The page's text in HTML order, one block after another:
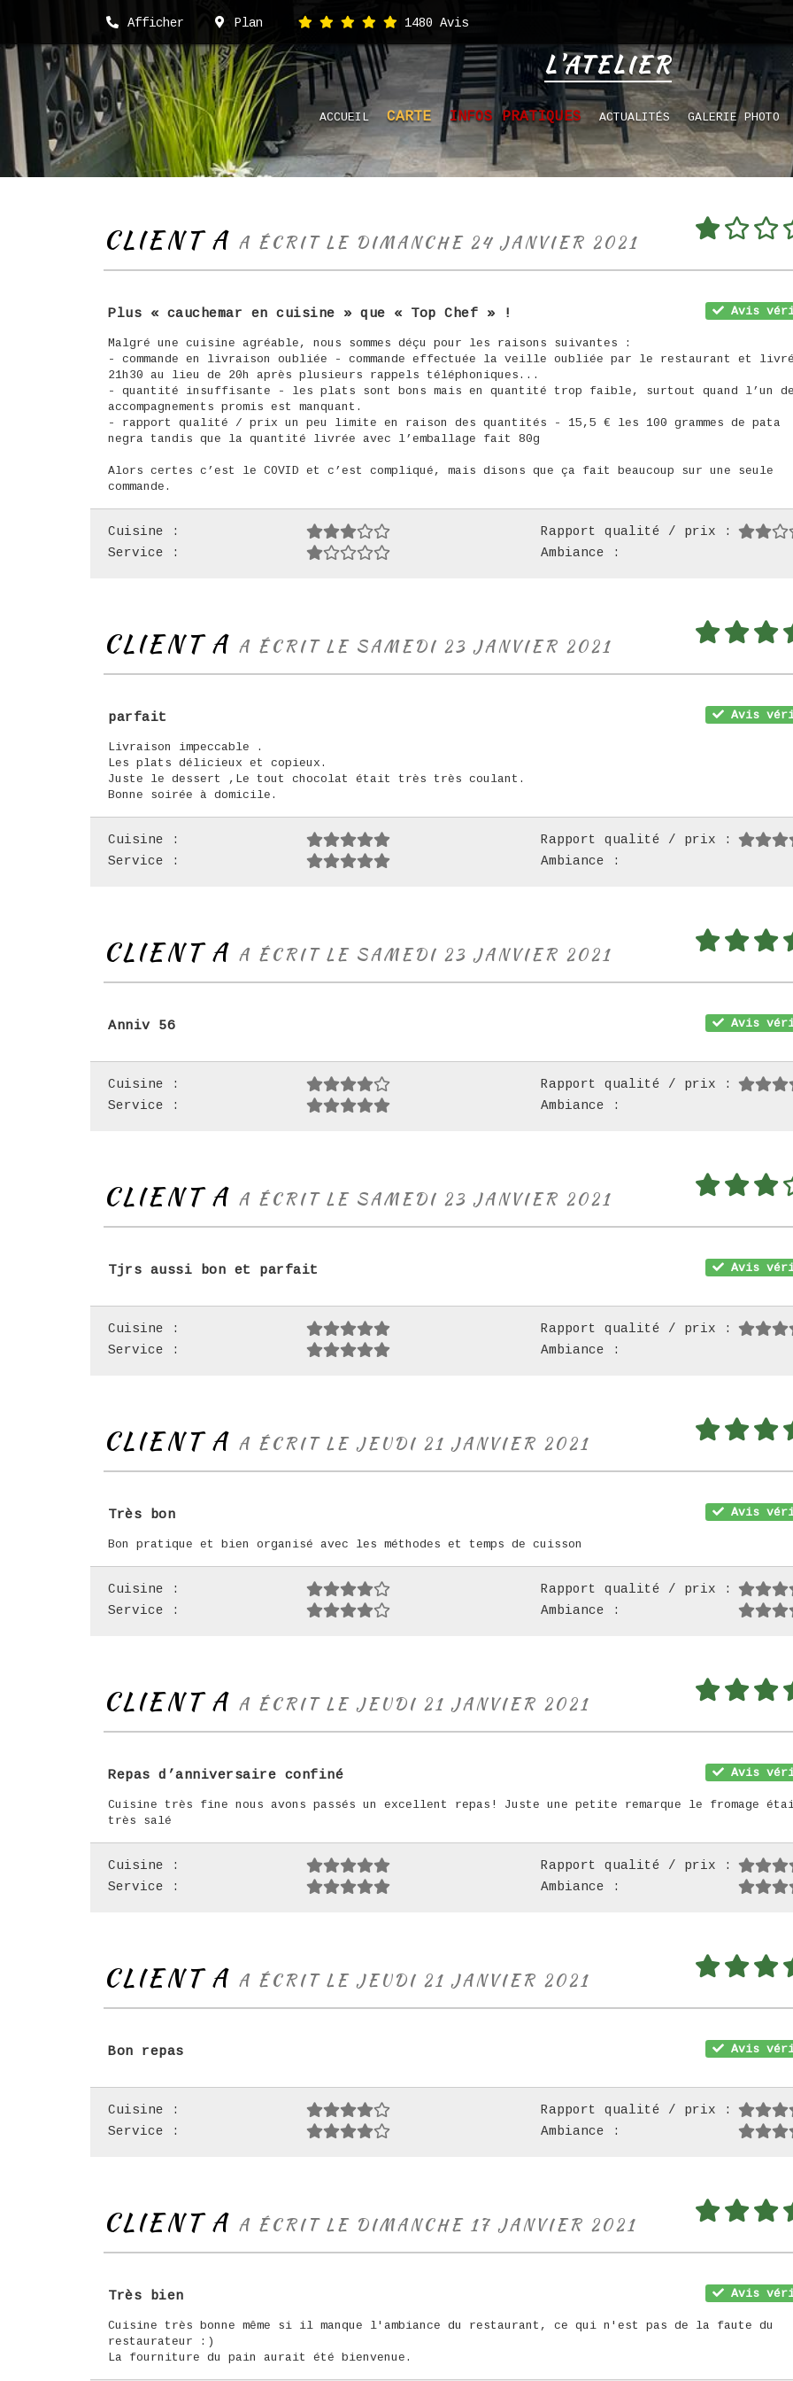
Afficher Plan 1480 Avis
L'ATELIER
ACCUEIL CARTE INFOS PRATIQUES ACTUALITÉS GALERIE PHOTO
CLIENT A A ÉCRIT LE DIMANCHE 24 JANVIER 2021
Avis
Plus « cauchemar en cuisine » que « Top Chef » !
Malgré une cuisine agréable, nous sommes déçu pour les raisons suivantes :
- commande en livraison oubliée - commande effectuée la veille oubliée par le restaurant et
21h30 au lieu de 20h après plusieurs rappels téléphoniques...
- quantité insuffisante - les plats sont bons mais en quantité trop faible, surtout quand l’un
accompagnements promis est manquant.
- rapport qualité / prix un peu limite en raison des quantités - 15,5 € les 100 grammes de pata
negra tandis que la quantité livrée avec l’emballage fait 80g
Alors certes c’est le COVID et c’est compliqué, mais disons que ça fait beaucoup sur une seule
commande.
Cuisine :
Rapport qualité / prix :
Service :
Ambiance :
CLIENT A A ÉCRIT LE SAMEDI 23 JANVIER 2021
Avis
parfait
Livraison impeccable .
Les plats délicieux et copieux.
Juste le dessert ,Le tout chocolat était très très coulant.
Bonne soirée à domicile.
Cuisine :
Rapport qualité / prix :
Service :
Ambiance :
CLIENT A A ÉCRIT LE SAMEDI 23 JANVIER 2021
Avis
Anniv 56
Cuisine :
Rapport qualité / prix :
Service :
Ambiance :
CLIENT A A ÉCRIT LE SAMEDI 23 JANVIER 2021
Avis
Tjrs aussi bon et parfait
Cuisine :
Rapport qualité / prix :
Service :
Ambiance :
CLIENT A A ÉCRIT LE JEUDI 21 JANVIER 2021
Avis
Très bon
Bon pratique et bien organisé avec les méthodes et temps de cuisson
Cuisine :
Rapport qualité / prix :
Service :
Ambiance :
CLIENT A A ÉCRIT LE JEUDI 21 JANVIER 2021
Avis
Repas d’anniversaire confiné
Cuisine très fine nous avons passés un excellent repas! Juste une petite remarque le fromage
très salé
Cuisine :
Rapport qualité / prix :
Service :
Ambiance :
CLIENT A A ÉCRIT LE JEUDI 21 JANVIER 2021
Avis
Bon repas
Cuisine :
Rapport qualité / prix :
Service :
Ambiance :
CLIENT A A ÉCRIT LE DIMANCHE 17 JANVIER 2021
Avis
Très bien
Cuisine très bonne même si il manque l'ambiance du restaurant, ce qui n'est pas de la faute du
restaurateur :)
La fourniture du pain aurait été bienvenue.